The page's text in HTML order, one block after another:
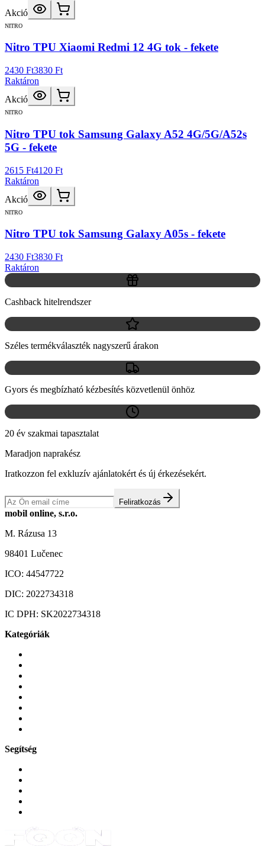
Akció
NITRO
Nitro TPU Xiaomi Redmi 12 4G tok - fekete
2430 Ft3830 Ft
Raktáron
Akció
NITRO
Nitro TPU tok Samsung Galaxy A52 4G/5G/A52s
5G - fekete
2615 Ft4120 Ft
Raktáron
Akció
NITRO
Nitro TPU tok Samsung Galaxy A05s - fekete
2430 Ft3830 Ft
Raktáron
Cashback hitelrendszer
Széles termékválaszték nagyszerű árakon
Gyors és megbízható kézbesítés közvetlenül önhöz
20 év szakmai tapasztalat
Maradjon naprakész
Iratkozzon fel exkluzív ajánlatokért és új érkezésekért.
Feliratkozás
mobil online, s.r.o.
M. Rázusa 13
98401 Lučenec
ICO: 44547722
DIC: 2022734318
IC DPH: SK2022734318
Kategóriák
Segítség